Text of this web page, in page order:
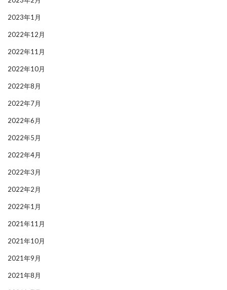
2023年1月
2022年12月
2022年11月
2022年10月
2022年8月
2022年7月
2022年6月
2022年5月
2022年4月
2022年3月
2022年2月
2022年1月
2021年11月
2021年10月
2021年9月
2021年8月